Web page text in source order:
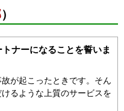
）
ナーになることを誓いま
が起こったときです。そん
るような上質のサービスを